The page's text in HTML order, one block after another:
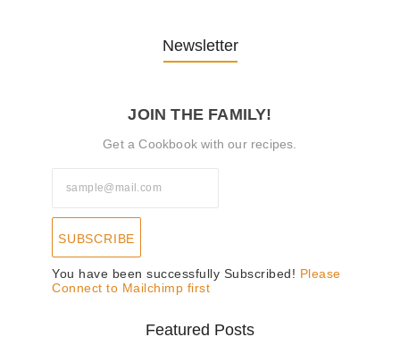
Newsletter
JOIN THE FAMILY!
Get a Cookbook with our recipes.
SUBSCRIBE
You have been successfully Subscribed! Please
Connect to Mailchimp first
Featured Posts